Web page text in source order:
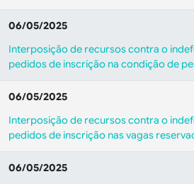
06/05/2025
Interposição de recursos contra o
pedidos de inscrição na condição de
06/05/2025
Interposição de recursos contra o
pedidos de inscrição nas vagas
06/05/2025